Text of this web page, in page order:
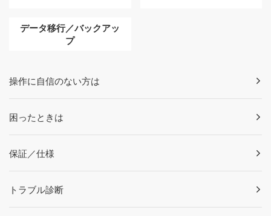
データ移行／バックアッ
プ
操作に自信のない方は
困ったときは
保証／仕様
トラブル診断